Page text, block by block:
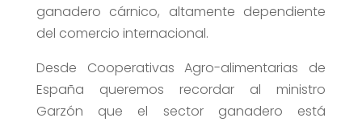
ganadero cárnico, altamente dependiente
del comercio internacional.
Desde Cooperativas Agro-alimentarias de
España queremos recordar al ministro
Garzón que el sector ganadero está